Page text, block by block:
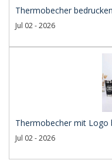
Thermobecher
Jul 02 - 2026
Thermobecher mit Logo
Jul 02 - 2026